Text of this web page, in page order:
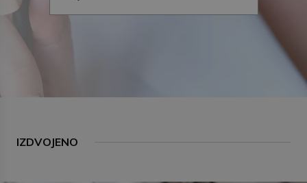
IZDVOJENO